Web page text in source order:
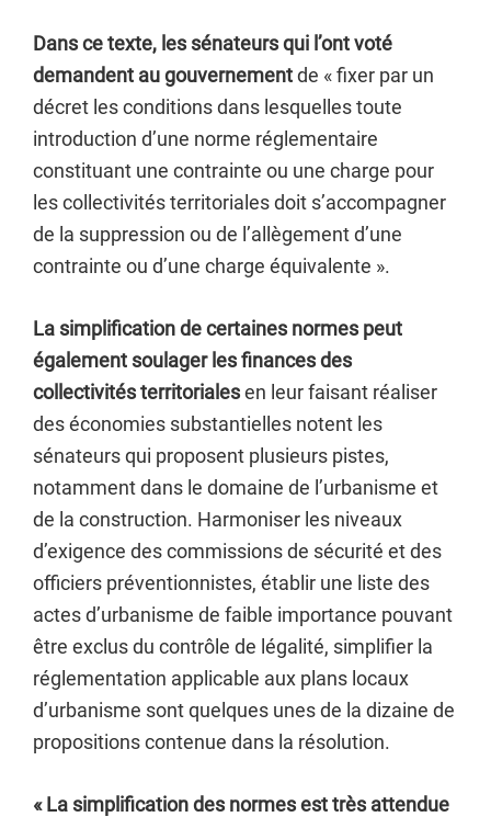
Dans ce texte, les sénateurs qui l’ont voté
demandent au gouvernementde « fixer par un
décret les conditions dans lesquelles toute
introduction d’une norme réglementaire
constituant une contrainte ou une charge pour
les collectivités territoriales doit s’accompagner
de la suppression ou de l’allègement d’une
contrainte ou d’une charge équivalente ».
La simplification de certaines normes peut
également soulager les finances des
collectivités territorialesen leur faisant réaliser
des économies substantielles notent les
sénateurs qui proposent plusieurs pistes,
notamment dans le domaine de l’urbanisme et
de la construction. Harmoniser les niveaux
d’exigence des commissions de sécurité et des
officiers préventionnistes, établir une liste des
actes d’urbanisme de faible importance pouvant
être exclus du contrôle de légalité, simplifier la
réglementation applicable aux plans locaux
d’urbanisme sont quelques unes de la dizaine de
propositions contenue dans la résolution.
« La simplification des normes est très attendue